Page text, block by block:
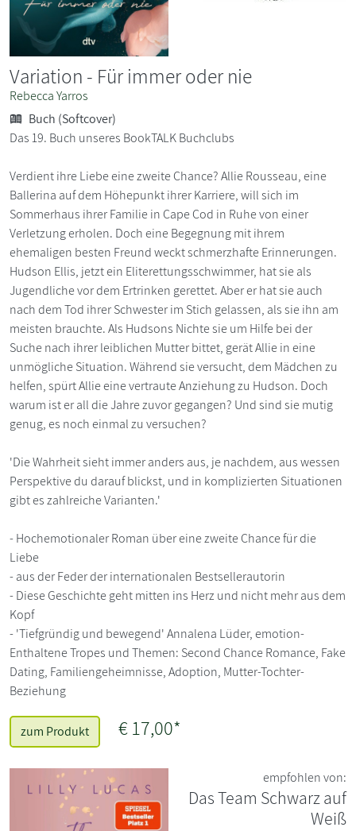
Variation - Für immer oder nie
Rebecca Yarros
Buch (Softcover)
Das 19. Buch unseres BookTALK Buchclubs
Verdient ihre Liebe eine zweite Chance? Allie Rousseau, eine
Ballerina auf dem Höhepunkt ihrer Karriere, will sich im
Sommerhaus ihrer Familie in Cape Cod in Ruhe von einer
Verletzung erholen. Doch eine Begegnung mit ihrem
ehemaligen besten Freund weckt schmerzhafte Erinnerungen.
Hudson Ellis, jetzt ein Eliterettungsschwimmer, hat sie als
Jugendliche vor dem Ertrinken gerettet. Aber er hat sie auch
nach dem Tod ihrer Schwester im Stich gelassen, als sie ihn am
meisten brauchte. Als Hudsons Nichte sie um Hilfe bei der
Suche nach ihrer leiblichen Mutter bittet, gerät Allie in eine
unmögliche Situation. Während sie versucht, dem Mädchen zu
helfen, spürt Allie eine vertraute Anziehung zu Hudson. Doch
warum ist er all die Jahre zuvor gegangen? Und sind sie mutig
genug, es noch einmal zu versuchen?
'Die Wahrheit sieht immer anders aus, je nachdem, aus wessen
Perspektive du darauf blickst, und in komplizierten Situationen
gibt es zahlreiche Varianten.'
- Hochemotionaler Roman über eine zweite Chance für die
Liebe
- aus der Feder der internationalen Bestsellerautorin
- Diese Geschichte geht mitten ins Herz und nicht mehr aus dem
Kopf
- 'Tiefgründig und bewegend' Annalena Lüder, emotion-
Enthaltene Tropes und Themen: Second Chance Romance, Fake
Dating, Familiengeheimnisse, Adoption, Mutter-Tochter-
Beziehung
zum Produkt € 17,00*
empfohlen von:
Das Team Schwarz auf
Weiß